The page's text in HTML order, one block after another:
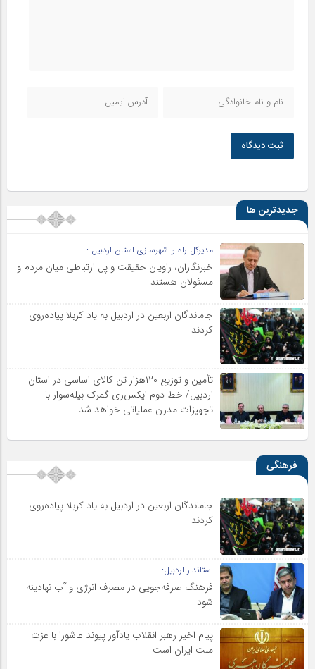
ثبت دیدگاه
جدیدترین ها
مدیرکل راه و شهرسازی استان اردبیل :
خبرنگاران، راویان حقیقت و پل ارتباطی میان مردم و
مسئولان هستند
جاماندگان اربعین در اردبیل به یاد کربلا پیاده‌روی
کردند
تأمین و توزیع ۱۲۰هزار تن کالای اساسی در استان
اردبیل/ خط دوم ایکس‌ری گمرک بیله‌سوار با
تجهیزات مدرن عملیاتی خواهد شد
فرهنگی
جاماندگان اربعین در اردبیل به یاد کربلا پیاده‌روی
کردند
استاندار اردبیل:
فرهنگ صرفه‌جویی در مصرف انرژی و آب نهادینه
شود
پیام اخیر رهبر انقلاب یادآور پیوند عاشورا با عزت
ملت ایران است